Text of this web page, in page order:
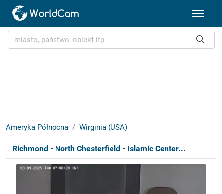
Ameryka Północna Wirginia (USA)
Richmond - North Chesterfield - Islamic Center...